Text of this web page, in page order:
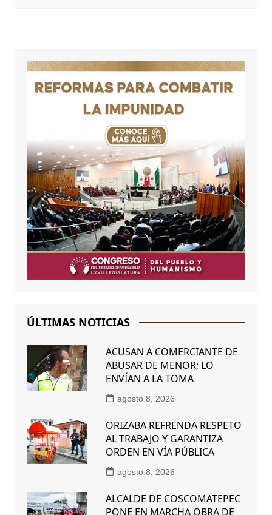
ÚLTIMAS NOTICIAS
ACUSAN A COMERCIANTE DE
ABUSAR DE MENOR; LO
ENVÍAN A LA TOMA
agosto 8, 2026
ORIZABA REFRENDA RESPETO
AL TRABAJO Y GARANTIZA
ORDEN EN VÍA PÚBLICA
agosto 8, 2026
ALCALDE DE COSCOMATEPEC
PONE EN MARCHA OBRA DE